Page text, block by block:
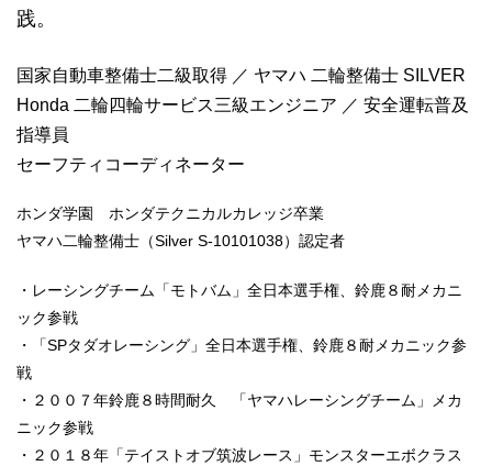
践。
国家自動車整備士二級取得 ／ ヤマハ 二輪整備士 SILVER
Honda 二輪四輪サービス三級エンジニア ／ 安全運転普及
指導員
セーフティコーディネーター
ホンダ学園 ホンダテクニカルカレッジ卒業
ヤマハ二輪整備士（Silver S-10101038）認定者
・レーシングチーム「モトバム」全日本選手権、鈴鹿８耐メカニ
ック参戦
・「SPタダオレーシング」全日本選手権、鈴鹿８耐メカニック参
戦
・２００７年鈴鹿８時間耐久 「ヤマハレーシングチーム」メカ
ニック参戦
・２０１８年「テイストオブ筑波レース」モンスターエボクラス